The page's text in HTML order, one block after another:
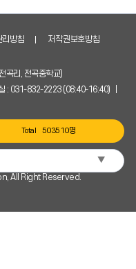
리방침 저작권보호방침
곡리, 전곡중학교)
: 031-832-2223 (08:40-16:40) |
Total 503510명
▼
All Right Reserved.